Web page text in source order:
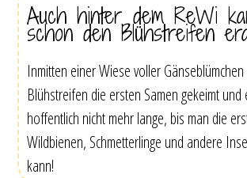
Auch hinter dem ReWi
schon den Blühstreifen
Inmitten einer Wiese voller
Blühstreifen die ersten Samen gekeimt
hoffentlich nicht mehr lange, bis man die
Wildbienen, Schmetterlinge und andere
kann!